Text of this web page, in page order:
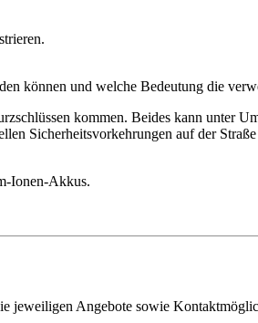
können und welche Bedeutung die
kommen. Beides kann unter
Sicherheitsvorkehrungen auf der
Ionen-Akkus.
jeweiligen Angebote sowie